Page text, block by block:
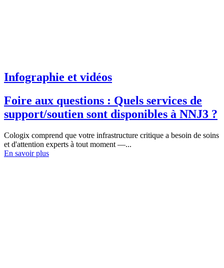
Infographie et vidéos
Foire aux questions : Quels services de
support/soutien sont disponibles à NNJ3 ?
Cologix comprend que votre infrastructure critique a besoin de soins
et d'attention experts à tout moment —...
En savoir plus